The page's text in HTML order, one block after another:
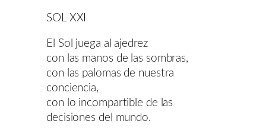
SOL XXI
El Sol juega al ajedrez
con las manos de las sombras,
con las palomas de nuestra
conciencia,
con lo incompartible de las
decisiones del mundo.